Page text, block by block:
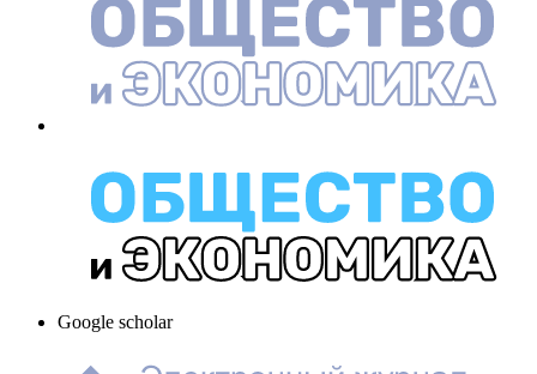
Google scholar